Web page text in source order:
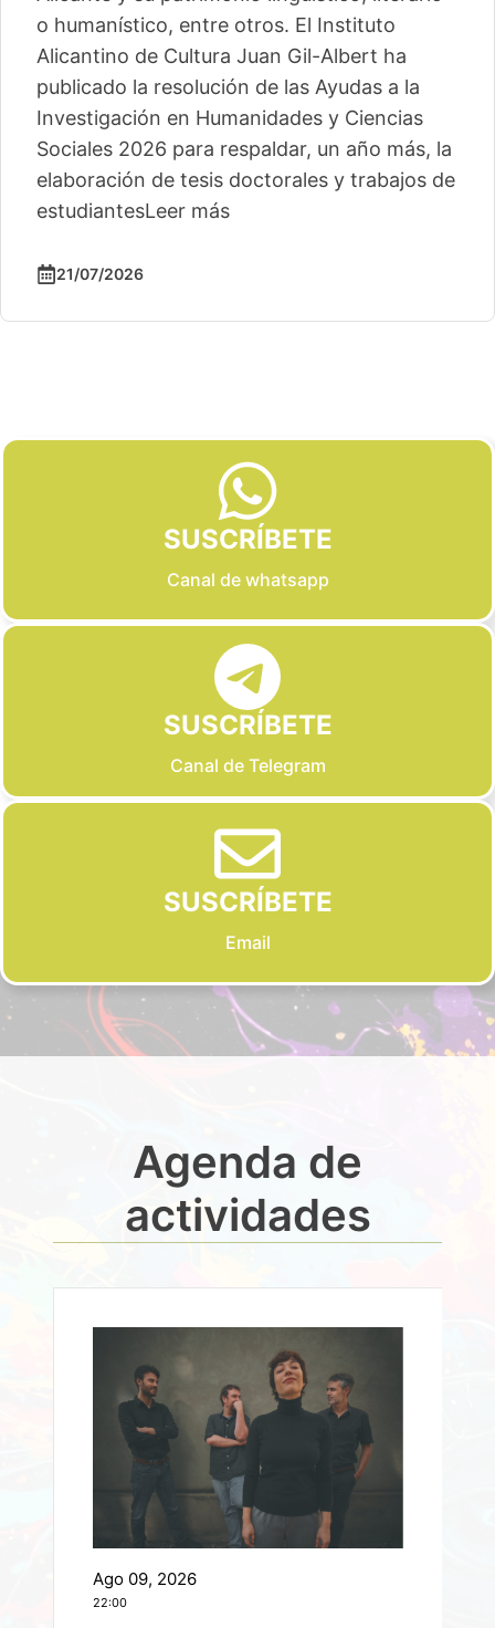
o humanístico, entre otros. El Instituto
Alicantino de Cultura Juan Gil-Albert ha
publicado la resolución de las Ayudas a la
Investigación en Humanidades y Ciencias
Sociales 2026 para respaldar, un año más, la
elaboración de tesis doctorales y trabajos de
estudiantesLeer más
21/07/2026
SUSCRÍBETE
Canal de whatsapp
SUSCRÍBETE
Canal de Telegram
SUSCRÍBETE
Email
Agenda de
actividades
Ago 09, 2026
22:00